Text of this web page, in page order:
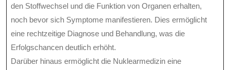
den Stoffwechsel und die Funktion von Organen erhalten,
noch bevor sich Symptome manifestieren. Dies ermöglicht
eine rechtzeitige Diagnose und Behandlung, was die
Erfolgschancen deutlich erhöht.
Darüber hinaus ermöglicht die Nuklearmedizin eine